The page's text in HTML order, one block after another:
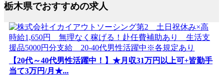
栃木県でおすすめの求人
【20代～40代男性活躍中！】★月収31万円以上可+皆勤手
当て3万円/月★...